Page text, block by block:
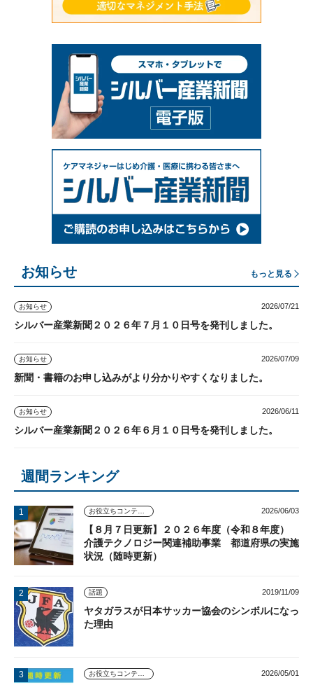
お知らせ もっと見る
お知らせ 2026/07/21
シルバー産業新聞２０２６年７月１０日号を発刊しました。
お知らせ 2026/07/09
新聞・書籍のお申し込みがより分かりやすくなりました。
お知らせ 2026/06/11
シルバー産業新聞２０２６年６月１０日号を発刊しました。
週間ランキング
2026/06/03
【８月７日更新】２０２６年度（令和８年度）
介護テクノロジー関連補助事業 都道府県の実施
状況（随時更新）
話題 2019/11/09
ヤタガラスが日本サッカー協会のシンボルになっ
た理由
2026/05/01